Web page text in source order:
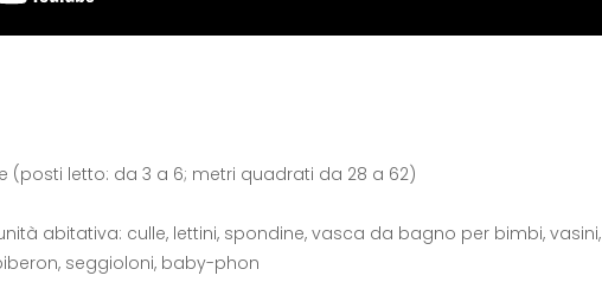
(posti letto: da 3 a 6; metri quadrati da 28 a 62)
abitativa: culle, lettini, spondine, vasca da bagno per bimbi, vasini,
seggioloni, baby-phon